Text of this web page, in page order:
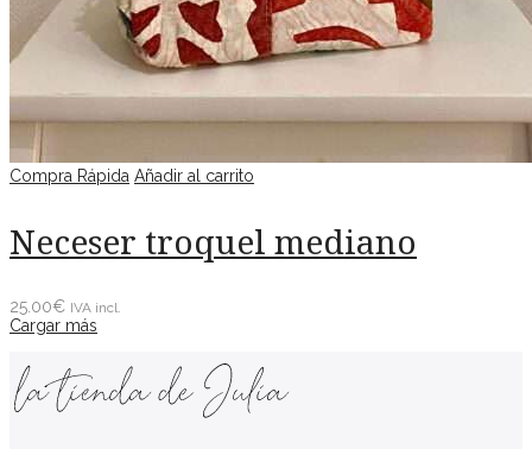
Compra Rápida Añadir al carrito
Neceser troquel mediano
25.00€ IVA incl.
Cargar más